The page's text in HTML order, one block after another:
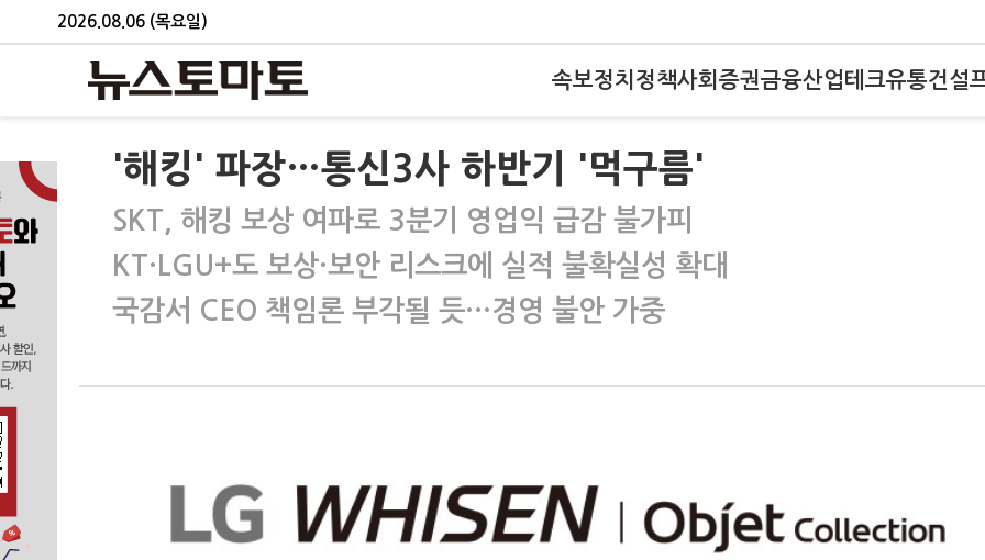
2026.08.06 (목요일)
속보정치 정책사회 증권금융산업테크유통건설
'해킹' 파장…통신3사 하반기 '먹구름'
SKT, 해킹 보상 여파로 3분기 영업익 급감 불가피
KT·LGU+도 보상·보안 리스크에 실적 불확실성 확대
국감서 CEO 책임론 부각될 듯…경영 불안 가중